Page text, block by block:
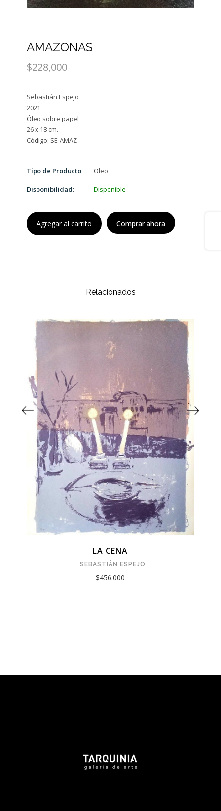
AMAZONAS
$228,000
Sebastián Espejo
2021
Óleo sobre papel
26 x 18 cm.
Tipo de Producto Oleo
Disponibilidad: Disponible
Agregar al carrito Comprar ahora
Relacionados
LA CENA
SEBASTIÁN ESPEJO
$456.000